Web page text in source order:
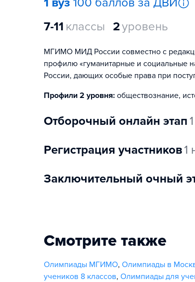
7-11 классы 2уровень
МГИМО МИД России совместно с
профилю «гуманитарные и социальные
России, дающих особые права при
Профили 2 уровня: обществознание,
отборочный онлайн этап
регистрация участников1
заключительный очный
Смотрите также
Олимпиады МГИМО, Олимпиады в
учеников 8 классов, Олимпиады для